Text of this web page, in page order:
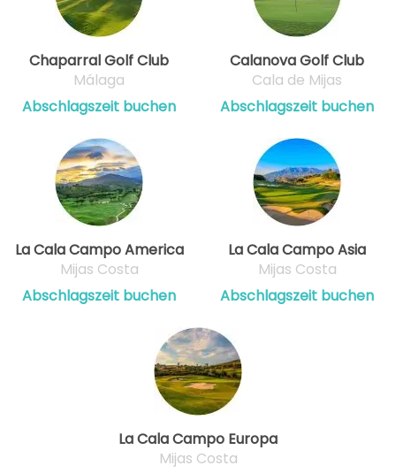
Chaparral Golf Club
Málaga
Abschlagszeit buchen
Calanova Golf Club
Cala de Mijas
Abschlagszeit buchen
La Cala Campo America
Mijas Costa
Abschlagszeit buchen
La Cala Campo Asia
Mijas Costa
Abschlagszeit buchen
La Cala Campo Europa
Mijas Costa